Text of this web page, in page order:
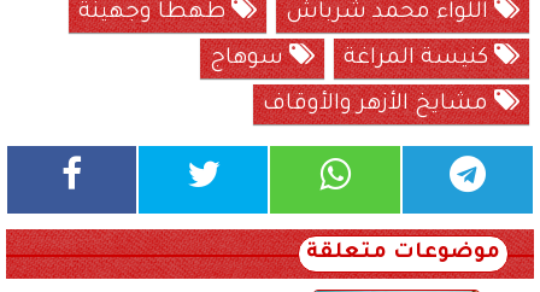
اللواء محمد شرباش
طهطا وجهينة
كنيسة المراغة
سوهاج
مشايخ الأزهر والأوقاف
موضوعات متعلقة